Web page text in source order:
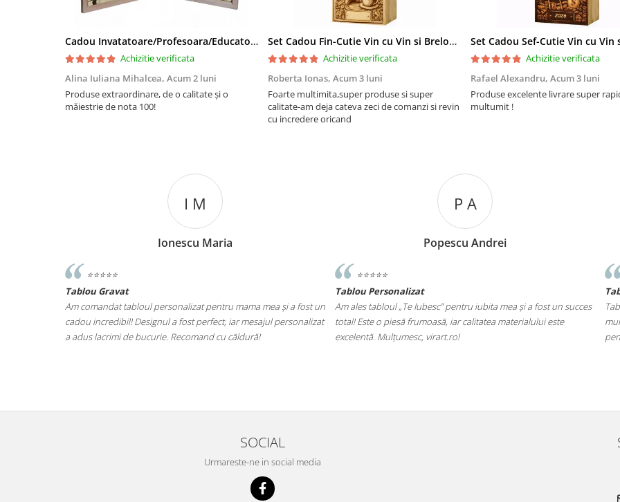
Cadou Invatatoare/Profesoara/Educatoare "Catalogul Amintirilor"
Achizitie verificata
Alina Iuliana Mihalcea, Acum 2 luni
Produse extraordinare, de o calitate și o
măiestrie de nota 100!
Set Cadou Fin-Cutie Vin cu Vin si Breloc Personalizate
Achizitie verificata
Roberta Ionas, Acum 3 luni
Foarte multimita,super produse si super
calitate-am deja cateva zeci de comanzi si revin
cu incredere oricand
Achizitie verificata
Rafael Alexandru, Acum 3 luni
Produse excelente livrare super
multumit !
I M
Ionescu Maria
⭐️⭐️⭐️⭐️⭐️
Tablou Gravat
Am comandat tabloul personalizat pentru mama mea și a fost un
cadou incredibil! Designul a fost perfect, iar mesajul personalizat
a adus lacrimi de bucurie. Recomand cu căldură!
P A
Popescu Andrei
⭐️⭐️⭐️⭐️⭐️
Tablou Personalizat
Am ales tabloul „Te Iubesc” pentru iubita mea și a fost un succes
total! Este o piesă frumoasă, iar calitatea materialului este
excelentă. Mulțumesc, virart.ro!
SOCIAL
Urmareste-ne in social media